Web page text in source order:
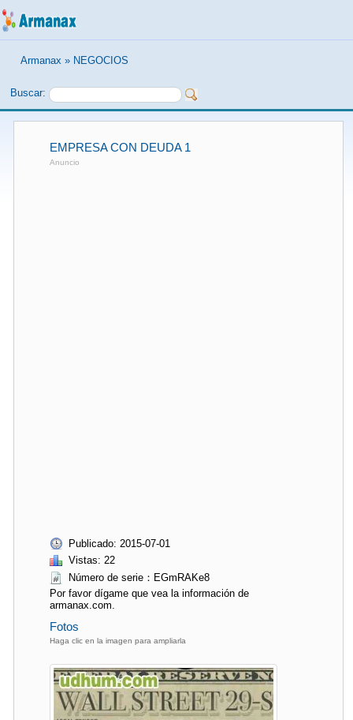
Armanax » NEGOCIOS
Buscar:
EMPRESA CON DEUDA 1
Anuncio
Publicado: 2015-07-01
Vistas: 22
Número de serie：EGmRAKe8
Por favor dígame que vea la información de
armanax.com.
Fotos
Haga clic en la imagen para ampliarla